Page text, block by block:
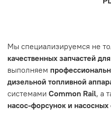
знакомы с основными
неисправности, вызванные
обслуживания или
возникнут проблемы с
мы обязательно
решение. Однако если
перечисленных выше
Мы специализируемся не
качественных запчастей
выполняем
дизельной топливной
системами Common Rail, а
насос-форсунок и насосных